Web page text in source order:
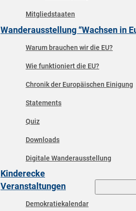
Mitgliedstaaten
Wanderausstellung “Wachsen in
Warum brauchen wir die EU?
Wie funktioniert die EU?
Chronik der Europäischen Einigung
Statements
Quiz
Downloads
Digitale Wanderausstellung
Kinderecke
Veranstaltungen
Demokratiekalendar